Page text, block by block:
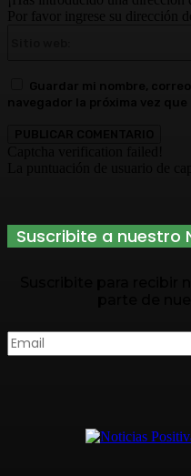
Por favor ingrese su dirección
Suscribite a nuestro